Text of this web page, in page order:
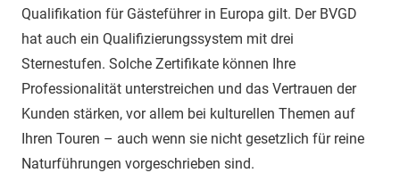
Qualifikation für Gästeführer in Europa gilt. Der BVGD
hat auch ein Qualifizierungssystem mit drei
Sternestufen. Solche Zertifikate können Ihre
Professionalität unterstreichen und das Vertrauen der
Kunden stärken, vor allem bei kulturellen Themen auf
Ihren Touren – auch wenn sie nicht gesetzlich für reine
Naturführungen vorgeschrieben sind.